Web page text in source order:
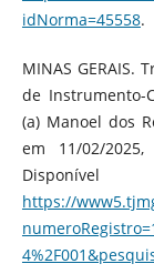
idNorma=45558.
MINAS GERAIS.
de Instrumento-
(a) Manoel dos
em 11/02/
https://